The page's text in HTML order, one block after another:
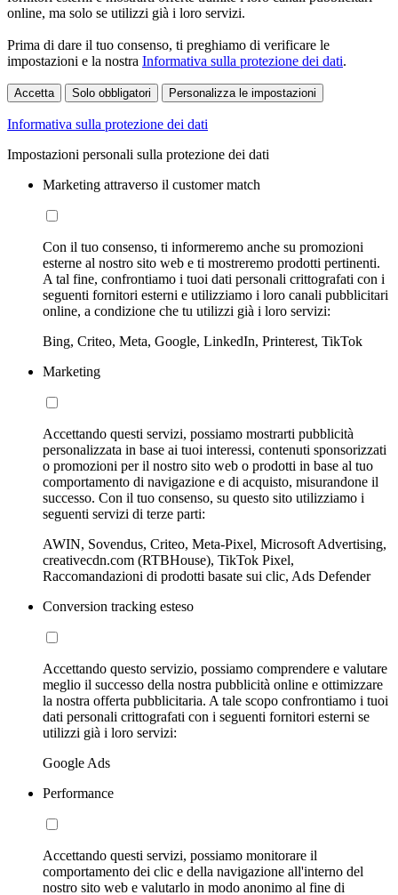
online, ma solo se utilizzi già i loro servizi.
Prima di dare il tuo consenso, ti preghiamo di verificare le
impostazioni e la nostra Informativa sulla protezione dei dati.
Accetta Solo obbligatori Personalizza le impostazioni
Informativa sulla protezione dei dati
Impostazioni personali sulla protezione dei dati
Marketing attraverso il customer match
Con il tuo consenso, ti informeremo anche su promozioni
esterne al nostro sito web e ti mostreremo prodotti pertinenti.
A tal fine, confrontiamo i tuoi dati personali crittografati con i
seguenti fornitori esterni e utilizziamo i loro canali pubblicitari
online, a condizione che tu utilizzi già i loro servizi:
Bing, Criteo, Meta, Google, LinkedIn, Printerest, TikTok
Marketing
Accettando questi servizi, possiamo mostrarti pubblicità
personalizzata in base ai tuoi interessi, contenuti sponsorizzati
o promozioni per il nostro sito web o prodotti in base al tuo
comportamento di navigazione e di acquisto, misurandone il
successo. Con il tuo consenso, su questo sito utilizziamo i
seguenti servizi di terze parti:
AWIN, Sovendus, Criteo, Meta-Pixel, Microsoft Advertising,
creativecdn.com (RTBHouse), TikTok Pixel,
Raccomandazioni di prodotti basate sui clic, Ads Defender
Conversion tracking esteso
Accettando questo servizio, possiamo comprendere e valutare
meglio il successo della nostra pubblicità online e ottimizzare
la nostra offerta pubblicitaria. A tale scopo confrontiamo i tuoi
dati personali crittografati con i seguenti fornitori esterni se
utilizzi già i loro servizi:
Google Ads
Performance
Accettando questi servizi, possiamo monitorare il
comportamento dei clic e della navigazione all'interno del
nostro sito web e valutarlo in modo anonimo al fine di